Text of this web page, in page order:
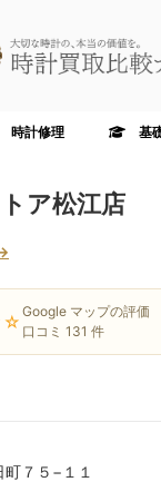
時計修理 基
ア松江店
Google マップの評価
口コミ 131 件
７５−１１